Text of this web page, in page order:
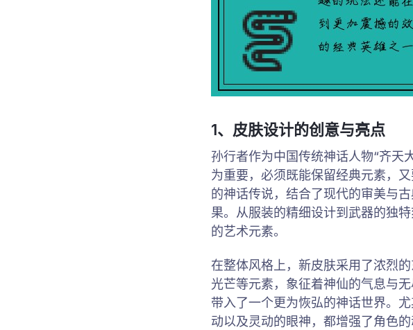
1、皮肤设计的创意与亮点
孙行者作为中国传统神话人物“齐天
为重要，必须既能保留经典元素，
的神话传说，结合了现代的审美与
果。从服装的精细设计到武器的独
的艺术元素。
在整体风格上，新皮肤采用了浓烈
光芒等元素，象征着神仙的气息与
带入了一个更为恢弘的神话世界。
动以及灵动的眼神，都增强了角色